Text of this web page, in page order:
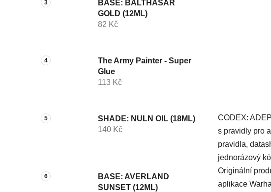
e
BASE: BALTHASAR
GOLD (12ML)
82 Kč
The Army Painter - Super
Glue
113 Kč
SHADE: NULN OIL (18ML)
140 Kč
BASE: AVERLAND
SUNSET (12ML)
CODEX:
s pravidly pro
pravidla,
jednorázový
Originální
aplikace